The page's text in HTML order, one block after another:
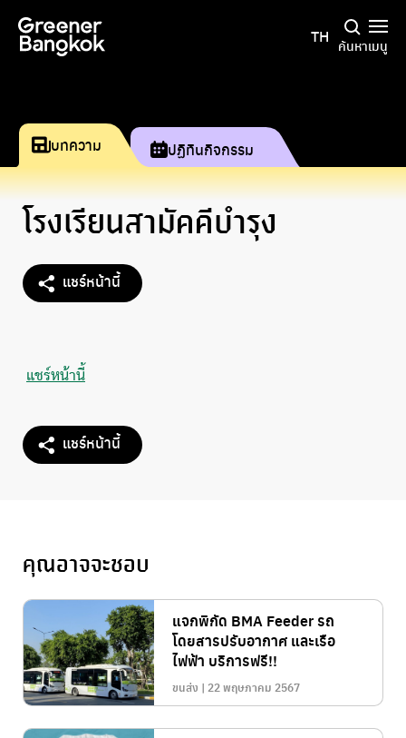
TH ค้นหาเมนู
บทความ ปฏิทินกิจกรรม
โรงเรียนสามัคคีบำรุง
แชร์หน้านี้
แชร์หน้านี้
แชร์หน้านี้
คุณอาจจะชอบ
แจกพิกัด BMA Feeder รถ
โดยสารปรับอากาศ และเรือ
ไฟฟ้า บริการฟรี!!
ขนส่ง | 22 พฤษภาคม 2567